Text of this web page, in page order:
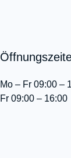
Mo – Fr 09:00 –
Fr 09:00 – 16:00